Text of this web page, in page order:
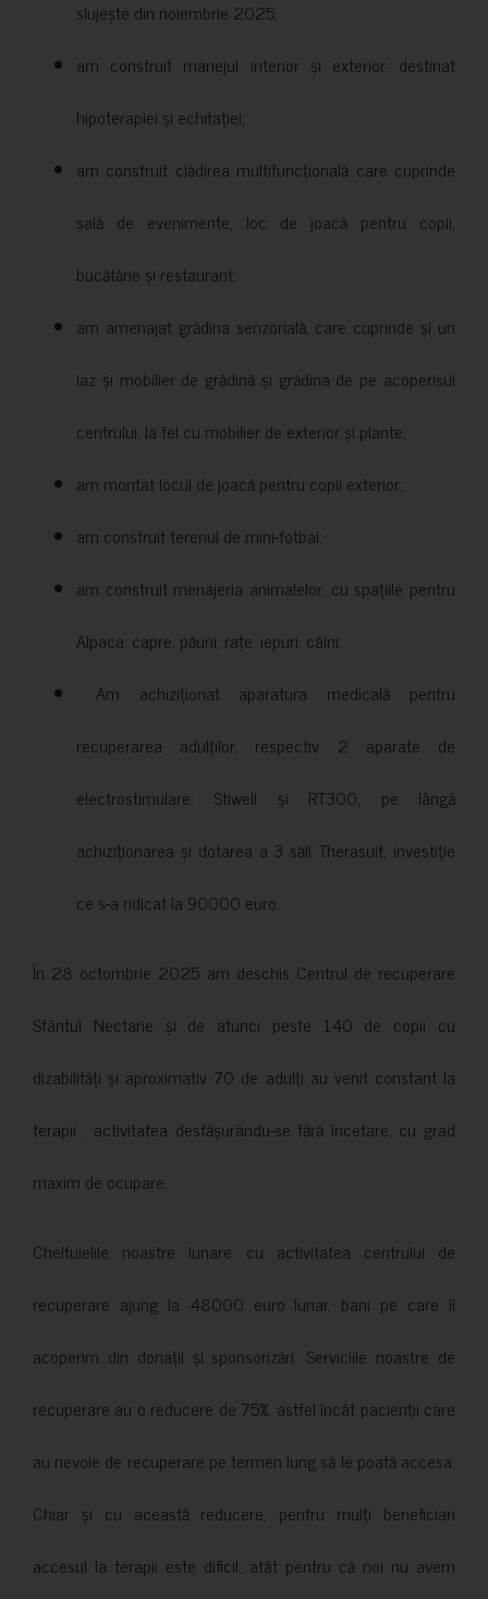
slujește din noiembrie 2025;
am construit manejul interior și exterior, destinat
hipoterapiei și echitației;
am construit clădirea multifuncțională care cuprinde
sală de evenimente, loc de joacă pentru copii,
bucătărie și restaurant;
am amenajat grădina senzorială, care cuprinde și un
iaz și mobilier de grădină și grădina de pe acoperisul
centrului, la fel cu mobilier de exterior și plante;
am montat locul de joacă pentru copii exterior;
am construit terenul de mini-fotbal;
am construit menajeria animalelor, cu spațiile pentru
Alpaca, capre, păuni, rațe, iepuri, câini;
Am achiziționat aparatura medicală pentru
recuperarea adulților, respectiv 2 aparate de
electrostimulare: Stiwell și RT300, pe lângă
achiziționarea și dotarea a 3 săli Therasuit, investiție
ce s-a ridicat la 90000 euro.
În 28 octombrie 2025 am deschis Centrul de recuperare
Sfântul Nectarie și de atunci peste 140 de copii cu
dizabilități și aproximativ 70 de adulți au venit constant la
terapii , activitatea desfășurându-se fără încetare, cu grad
maxim de ocupare.
Cheltuielile noastre lunare cu activitatea centrului de
recuperare ajung la 48000 euro lunar, bani pe care îi
acoperim din donații și sponsorizări. Serviciile noastre de
recuperare au o reducere de 75%, astfel încât pacienții care
au nevoie de recuperare pe termen lung să le poată accesa.
Chiar și cu această reducere, pentru mulți beneficiari
accesul la terapii este dificil, atât pentru că noi nu avem